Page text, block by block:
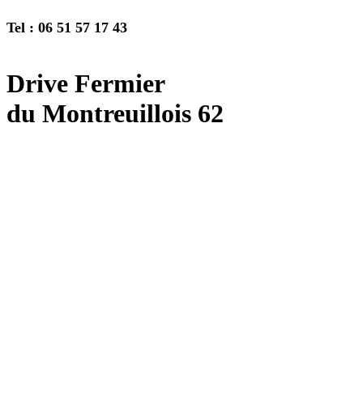
Tel : 06 51 57 17 43
Drive Fermier
du Montreuillois 62